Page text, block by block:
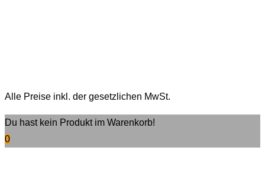
Alle Preise inkl. der gesetzlichen MwSt.
Du hast kein Produkt im Warenkorb!
0